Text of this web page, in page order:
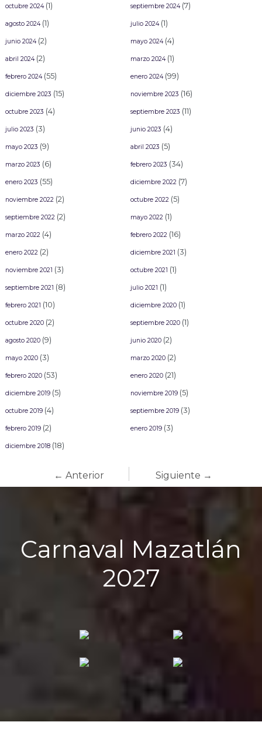
octubre 2024(1) septiembre 2024(7)
agosto 2024(1) julio 2024(1)
junio 2024(2) mayo 2024(4)
abril 2024(2) marzo 2024(1)
febrero 2024(55) enero 2024(99)
diciembre 2023 (15) noviembre 2023 (16)
octubre 2023 (4) septiembre 2023 (11)
julio 2023 (3) junio 2023 (4)
mayo 2023 (9) abril 2023 (5)
marzo 2023 (6) febrero 2023 (34)
enero 2023 (55) diciembre 2022 (7)
noviembre 2022 (2) octubre 2022 (5)
septiembre 2022 (2) mayo 2022 (1)
marzo 2022 (4) febrero 2022 (16)
enero 2022 (2) diciembre 2021 (3)
noviembre 2021 (3) octubre 2021 (1)
septiembre 2021 (8) julio 2021 (1)
febrero 2021 (10) diciembre 2020(1)
octubre 2020(2) septiembre 2020(1)
agosto 2020(9) junio 2020(2)
mayo 2020(3) marzo 2020(2)
febrero 2020(53) enero 2020(21)
diciembre 2019(5) noviembre 2019(5)
octubre 2019(4) septiembre 2019(3)
febrero 2019(2) enero 2019(3)
diciembre 2018(18)
← Anterior Siguiente →
Carnaval Mazatlán
2027